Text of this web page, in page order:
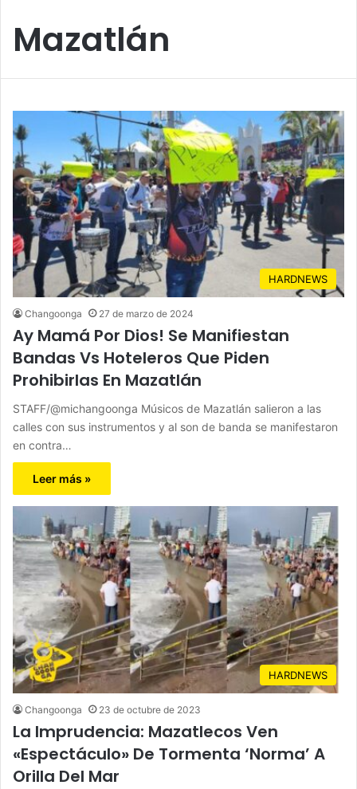
Mazatlán
HARDNEWS
Changoonga 27 de marzo de 2024
Ay Mamá Por Dios! Se Manifiestan
Bandas Vs Hoteleros Que Piden
Prohibirlas En Mazatlán
STAFF/@michangoonga Músicos de Mazatlán salieron a las
calles con sus instrumentos y al son de banda se manifestaron
en contra…
Leer más »
HARDNEWS
Changoonga 23 de octubre de 2023
La Imprudencia: Mazatlecos Ven
«Espectáculo» De Tormenta ‘Norma’ A
Orilla Del Mar